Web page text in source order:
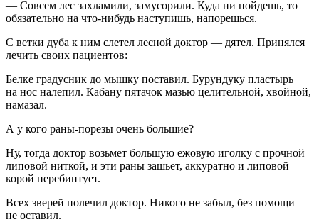
— Совсем лес захламили, замусорили. Куда ни пойдешь, то
обязательно на что-нибудь наступишь, напорешься.
С ветки дуба к ним слетел лесной доктор — дятел. Принялся
лечить своих пациентов:
Белке градусник до мышку поставил. Бурундуку пластырь
на нос налепил. Кабану пятачок мазью целительной, хвойной,
намазал.
А у кого раны-порезы очень большие?
Ну, тогда доктор возьмет большую ежовую иголку с прочной
липовой ниткой, и эти раны зашьет, аккуратно и липовой
корой перебинтует.
Всех зверей полечил доктор. Никого не забыл, без помощи
не оставил.